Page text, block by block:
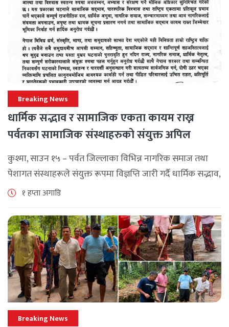
Breaking News
धार्मिक सद्भाव र सामाजिक एकता कायम राख्न
पर्वतका सामाजिक संस्थाहरुको संयुक्त अपिल
कुश्मा, साउन १५ – पर्वत जिल्लाका विभिन्न नागरिक समाज तथा
पेशागत संस्थाहरूले संयुक्त रूपमा विज्ञप्ति जारी गर्दै धार्मिक सद्भाव,
सामाजिक एकता र कानुनी शासन कायम राख्न सबै पक्षलाई संयमता
१ हप्ता अगाडि
Breaking News